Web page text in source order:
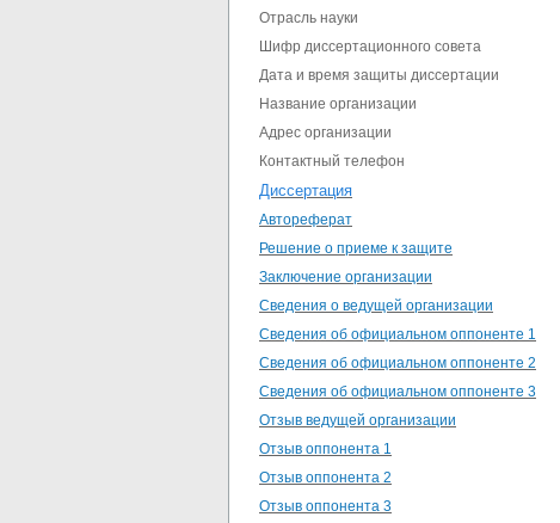
Отрасль науки
Шифр диссертационного совета
Дата и время защиты диссертации
Название организации
Адрес организации
Контактный телефон
Диссертация
Автореферат
Решение о приеме к защите
Заключение организации
Сведения о ведущей организации
Сведения об официальном оппоненте 1
Сведения об официальном оппоненте 2
Сведения об официальном оппоненте 3
Отзыв ведущей организации
Отзыв оппонента 1
Отзыв оппонента 2
Отзыв оппонента 3